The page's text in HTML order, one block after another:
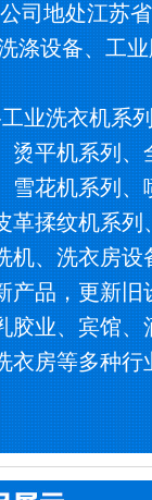
司地处江苏
涤设备、工
洗衣机系
烫平机系列、
雪花机系列、
革揉纹机系列
机、洗衣房设
产品，更新旧
胶业、宾馆、
衣房等多种行